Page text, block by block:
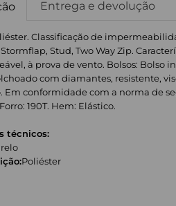
Entrega e devolução
Classificação de
Stormflap, Stud, Two Way Zip.
à prova de vento. Bolsos: Bolso
com diamantes, resistente,
Em conformidade com a norma de
190T. Hem: Elástico.
técnicos:
Poliéster